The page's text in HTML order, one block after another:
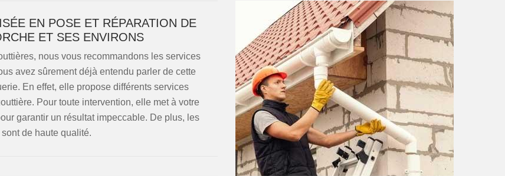
EN POSE ET RÉPARATION DE
ET SES ENVIRONS
nous vous recommandons les services
avez sûrement déjà entendu parler de cette
En effet, elle propose différents services
Pour toute intervention, elle met à votre
garantir un résultat impeccable. De plus, les
de haute qualité.